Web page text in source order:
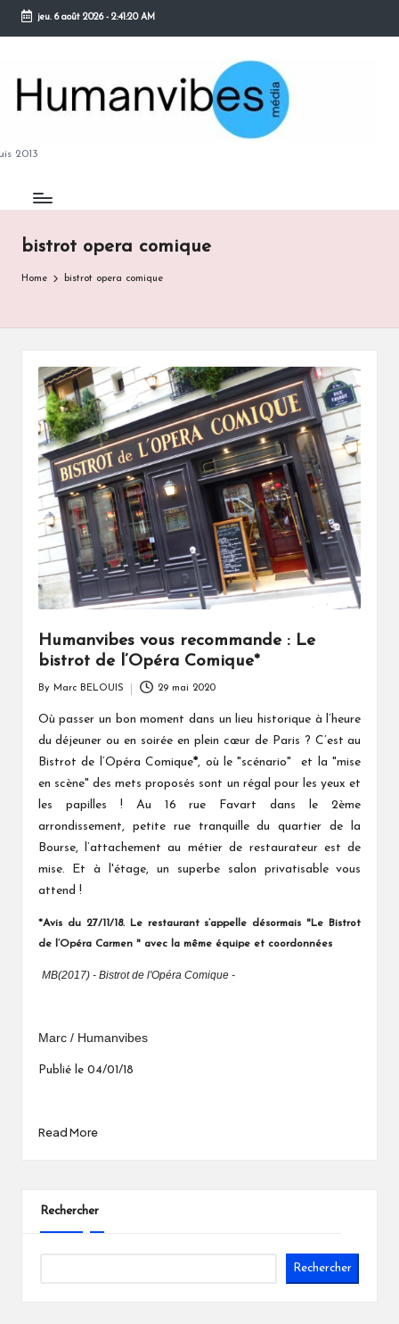
Skip
content
jeu. 6 août 2026- 2:41:21 AM
2013
bistrot opera comique
Home bistrot opera comique
Humanvibes vous recommande : Le
bistrot de l’Opéra Comique*
by
By Marc BELOUIS 29 mai 2020
Où passer un bon moment dans un lieu historique à l’heure
du déjeuner ou en soirée en plein cœur de Paris ? C’est au
Bistrot de l’Opéra Comique*, où le "scénario" et la "mise
en scène" des mets proposés sont un régal pour les yeux et
les papilles ! Au 16 rue Favart dans le 2ème
arrondissement, petite rue tranquille du quartier de la
Bourse, l’attachement au métier de restaurateur est de
mise. Et à l'étage, un superbe salon privatisable vous
attend !
*Avis du 27/11/18. Le restaurant s’appelle désormais "Le Bistrot
de l’Opéra Carmen " avec la même équipe et coordonnées
MB(2017) - Bistrot de l'Opéra Comique -
Marc / Humanvibes
Publié le 04/01/18
Read More
Rechercher
Rechercher